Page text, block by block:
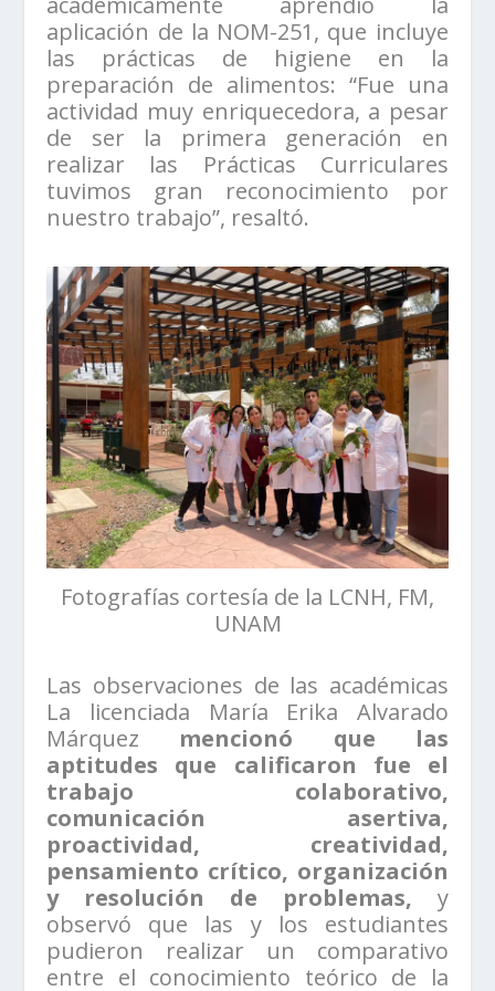
aplicación de la NOM-251, que incluye
las prácticas de higiene en la
preparación de alimentos: “Fue una
actividad muy enriquecedora, a pesar
de ser la primera generación en
realizar las Prácticas Curriculares
tuvimos gran reconocimiento por
nuestro trabajo”, resaltó.
Fotografías cortesía de la LCNH, FM,
UNAM
Las observaciones de las académicas
La licenciada María Erika Alvarado
Márquez mencionó que las
aptitudes que calificaron fue el
trabajo colaborativo,
comunicación asertiva,
proactividad, creatividad,
pensamiento crítico, organización
y resolución de problemas, y
observó que las y los estudiantes
pudieron realizar un comparativo
entre el conocimiento teórico de la